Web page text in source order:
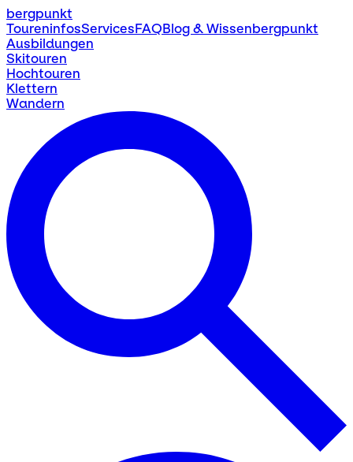
bergpunkt
ToureninfosServicesFAQBlog & Wissenbergpunkt
Ausbildungen
Skitouren
Hochtouren
Klettern
Wandern